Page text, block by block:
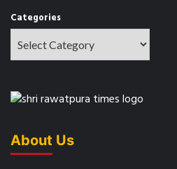
Categories
About Us